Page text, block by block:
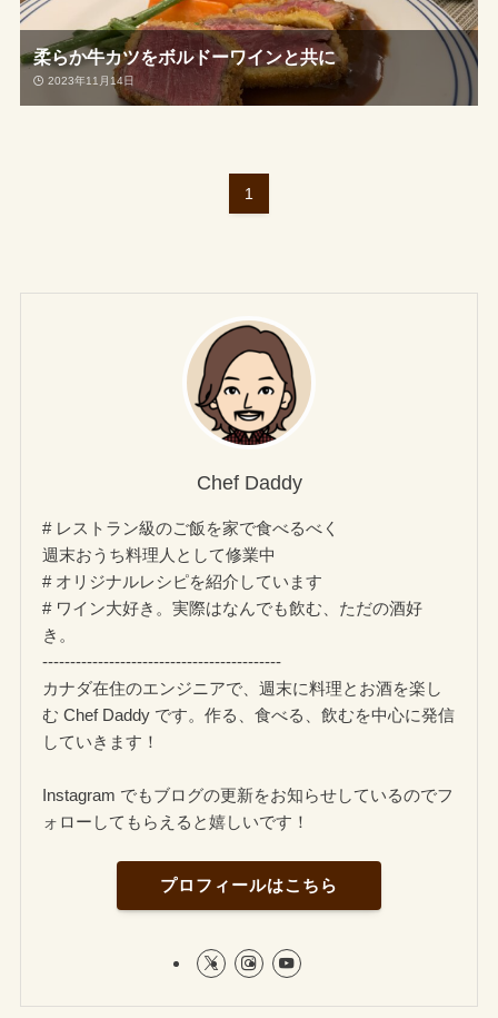
柔らか牛カツをボルドーワインと共に
2023年11月14日
1
Chef Daddy
# レストラン級のご飯を家で食べるべく
週末おうち料理人として修業中
# オリジナルレシピを紹介しています
# ワイン大好き。実際はなんでも飲む、ただの酒好
き。
-------------------------------------------
カナダ在住のエンジニアで、週末に料理とお酒を楽し
む Chef Daddy です。作る、食べる、飲むを中心に発信
していきます！
Instagram でもブログの更新をお知らせしているのでフ
ォローしてもらえると嬉しいです！
プロフィールはこちら